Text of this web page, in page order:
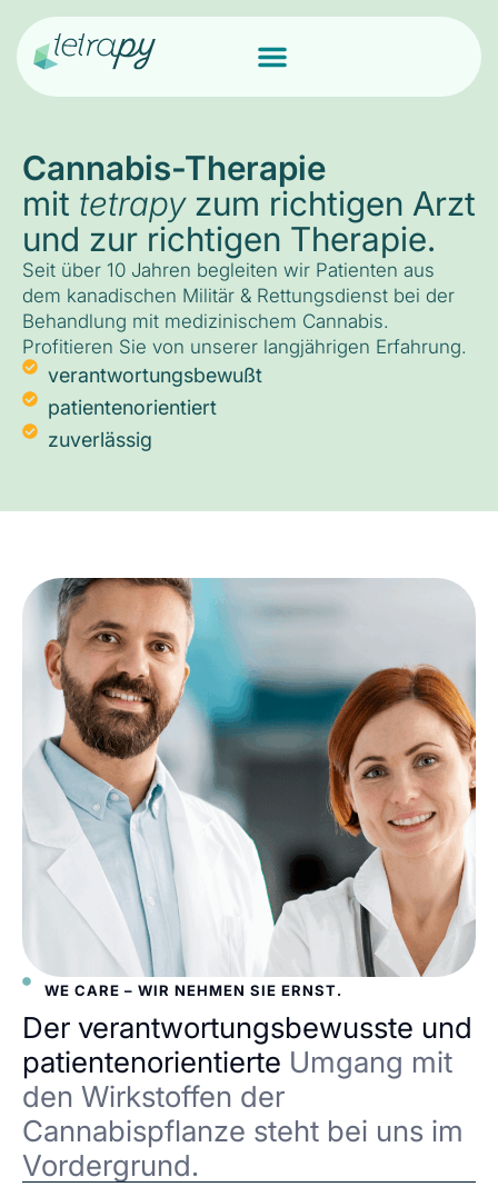
Cannabis-Therapie
mit tetrapyzum richtigen Arzt
und zur richtigen Therapie.
Seit über 10 Jahren begleiten wir Patienten aus
dem kanadischen Militär & Rettungsdienst bei der
Behandlung mit medizinischem Cannabis.
Profitieren Sie von unserer langjährigen Erfahrung.
verantwortungsbewußt
patientenorientiert
zuverlässig
WE CARE – WIR NEHMEN SIE ERNST.
Der verantwortungsbewusste und
patientenorientierte Umgang mit
den Wirkstoffen der
Cannabispflanze steht bei uns im
Vordergrund.